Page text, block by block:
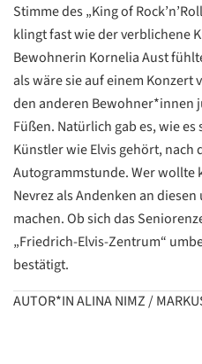
Stimme des „King of
klingt fast wie der verblichene
Bewohnerin Kornelia Aust
als wäre sie auf einem Konzert
den anderen Bewohner*innen
Füßen. Natürlich gab es, wie
Künstler wie Elvis gehört, nach
Autogrammstunde. Wer wollte
Nevrez als Andenken an
machen. Ob sich das
„Friedrich-Elvis-Zentrum“
bestätigt.
AUTOR*IN ALINA NIMZ /